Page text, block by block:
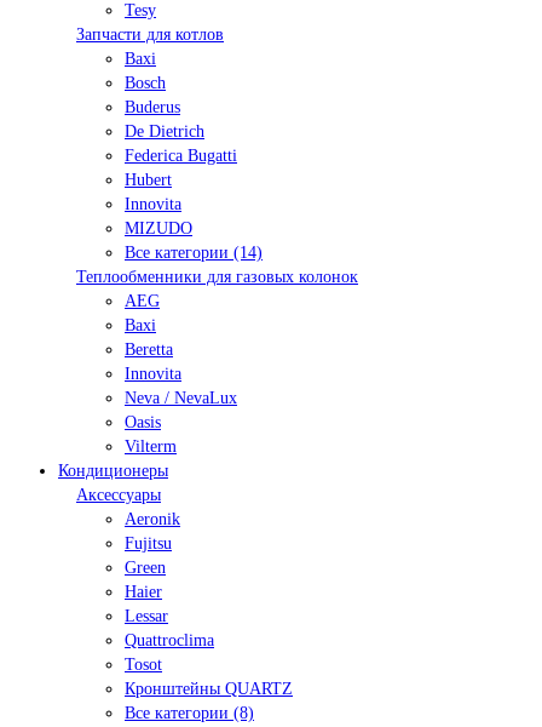
Tesy
Запчасти для котлов
Baxi
Bosch
Buderus
De Dietrich
Federica Bugatti
Hubert
Innovita
MIZUDO
Все категории (14)
Теплообменники для газовых колонок
AEG
Baxi
Beretta
Innovita
Neva / NevaLux
Oasis
Vilterm
Кондиционеры
Аксессуары
Aeronik
Fujitsu
Green
Haier
Lessar
Quattroclima
Tosot
Кронштейны QUARTZ
Все категории (8)